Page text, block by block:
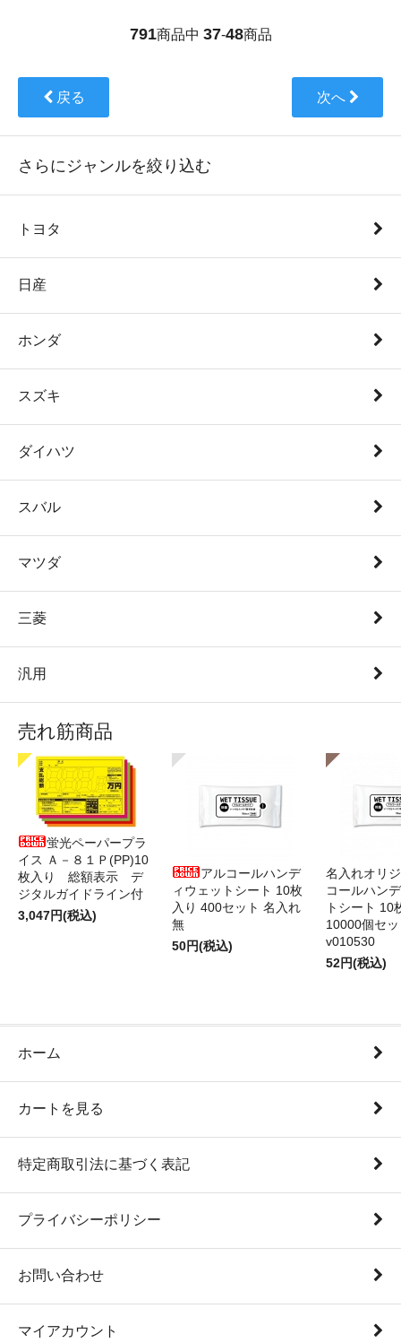
791商品中 37-48商品
戻る 次へ
さらにジャンルを絞り込む
トヨタ
日産
ホンダ
スズキ
ダイハツ
スバル
マツダ
三菱
汎用
売れ筋商品
蛍光ペーパープラ
イス Ａ－８１Ｐ(PP)10
枚入り 総額表示 デ
ジタルガイドライン付
3,047円(税込)
アルコールハンデ
ィウェットシート 10枚
入り 400セット 名入れ
無
50円(税込)
名入れオリ
コールハン
トシート 10
10000個セ
v010530
52円(税込)
ホーム
カートを見る
特定商取引法に基づく表記
プライバシーポリシー
お問い合わせ
マイアカウント